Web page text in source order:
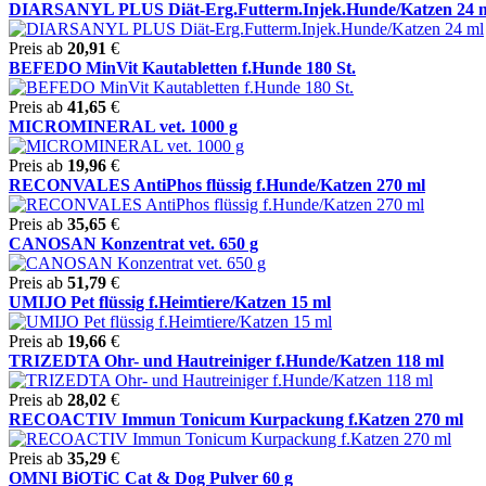
DIARSANYL PLUS Diät-Erg.Futterm.Injek.Hunde/Katzen 24
Preis ab 20,91 €
BEFEDO MinVit Kautabletten f.Hunde 180 St.
Preis ab 41,65 €
MICROMINERAL vet. 1000 g
Preis ab 19,96 €
RECONVALES AntiPhos flüssig f.Hunde/Katzen 270 ml
Preis ab 35,65 €
CANOSAN Konzentrat vet. 650 g
Preis ab 51,79 €
UMIJO Pet flüssig f.Heimtiere/Katzen 15 ml
Preis ab 19,66 €
TRIZEDTA Ohr- und Hautreiniger f.Hunde/Katzen 118 ml
Preis ab 28,02 €
RECOACTIV Immun Tonicum Kurpackung f.Katzen 270 ml
Preis ab 35,29 €
OMNI BiOTiC Cat & Dog Pulver 60 g